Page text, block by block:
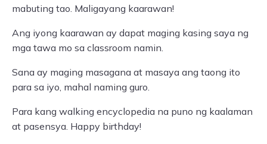
mabuting tao. Maligayang kaarawan!
Ang iyong kaarawan ay dapat maging kasing saya ng
mga tawa mo sa classroom namin.
Sana ay maging masagana at masaya ang taong ito
para sa iyo, mahal naming guro.
Para kang walking encyclopedia na puno ng kaalaman
at pasensya. Happy birthday!